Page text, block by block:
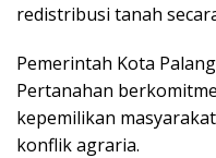
redistribusi tanah
Pemerintah Kota
Pertanahan
kepemilikan
konflik agraria.